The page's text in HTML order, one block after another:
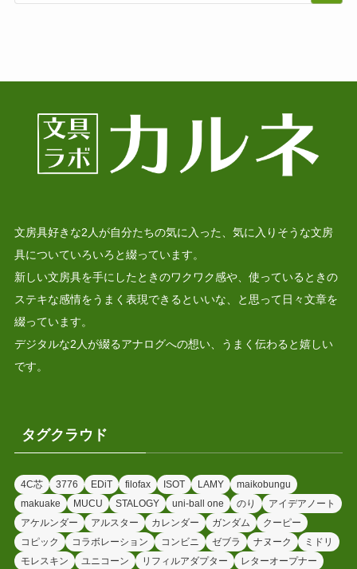
文房具好きな2人が自分たちの気に入った、気に入りそうな文房
具についていろいろと綴っています。
新しい文房具を手にしたときのワクワク感や、使っているときの
ステキな感情をうまく表現できるといいな、と思って日々文章を
綴っています。
デジタルな2人が綴るアナログへの想い、うまく伝わると嬉しい
です。
タグクラウド
4C芯 3776 EDiT filofax ISOT LAMY
maikobungu
makuake
MUCU STALOGY uni-ball one のり
アイデアノート
アケルンダー
アルスター カレンダー ガンダム
クーピー
コピック
コラボレーション コンビニ ゼブラ ナヌーク
ミドリ
モレスキン
ユニコーン リフィルアダプター レターオープナー